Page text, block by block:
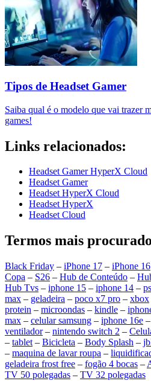
Tipos de Headset Gamer
Saiba qual é o modelo que vai trazer
games!
Links relacionados:
Headset Gamer HyperX Cloud
Headset Gamer
Headset HyperX Cloud
Headset HyperX
Headset Cloud
Termos mais
Black Friday – iPhone 17 – iPhone 16
Copa – S26 – Hub de Conteúdo –
Hub Tvs – iphone 15 – iphone 14 –
max – geladeira – poco x7 pro – xbox
protein – microondas – kindle –
max – celular samsung – iphone 16e –
ventilador– nintendo switch 2 –
– tablet – Bicicleta – Body Splash –
– maquina de lavar roupa –
geladeira frost free – fogão 4 bocas –
TV 50 polegadas – TV 32 polegadas